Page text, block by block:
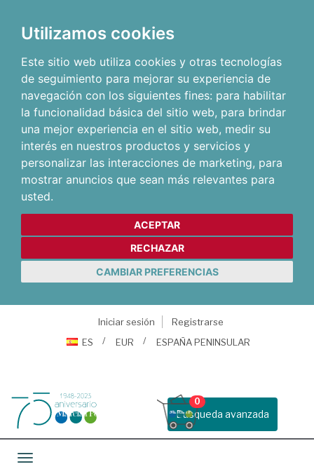
Utilizamos cookies
Este sitio web utiliza cookies y otras tecnologías
de seguimiento para mejorar su experiencia de
navegación con los siguientes fines: para habilitar
la funcionalidad básica del sitio web, para brindar
una mejor experiencia en el sitio web, medir su
interés en nuestros productos y servicios y
personalizar las interacciones de marketing, para
mostrar anuncios que sean más relevantes para
usted.
ACEPTAR
RECHAZAR
CAMBIAR PREFERENCIAS
Iniciar sesión
Registrarse
ES
EUR ESPAÑA PENINSULAR
Busqueda avanzada
0
Toggle navigation